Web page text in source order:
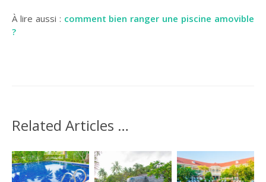
À lire aussi : comment bien ranger une piscine amovible
?
Related Articles …